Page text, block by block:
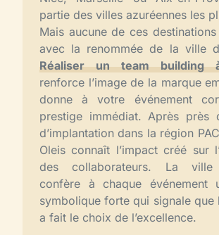
partie des villes azuréennes les
Mais aucune de ces
avec la renommée de la ville
Réaliser un team building
renforce l’image de la marque
donne à votre événement
prestige immédiat. Après près
d’implantation dans la région
Oleis connaît l’impact créé sur
des collaborateurs. La ville
confère à chaque événement
symbolique forte qui signale que
a fait le choix de l’excellence.